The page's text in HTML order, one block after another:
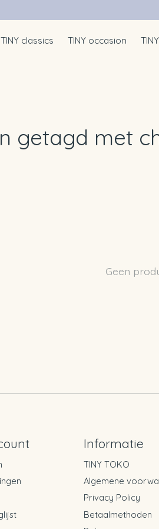
TINY classics TINY occasion
getagd met
Geen
Informatie
TINY TOKO
Algemene
Privacy Policy
Betaalmethoden